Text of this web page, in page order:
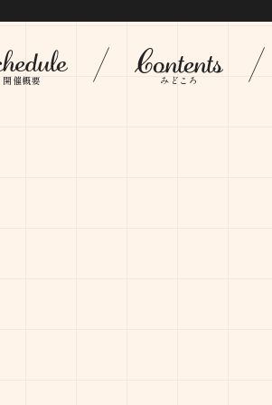
開催概要 みどころ